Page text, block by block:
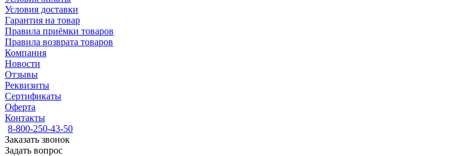
Условия доставки
Гарантия на товар
Правила приёмки товаров
Правила возврата товаров
Компания
Новости
Отзывы
Реквизиты
Сертификаты
Оферта
Контакты
8-800-250-43-50
Заказать звонок
Задать вопрос